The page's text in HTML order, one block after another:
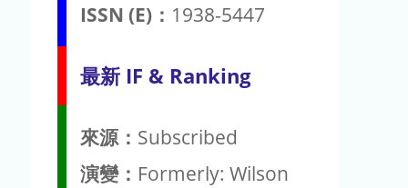
ISSN (E)： 1938-5447
最新 IF & Ranking
來源： Subscribed
演變： Formerly: Wilson